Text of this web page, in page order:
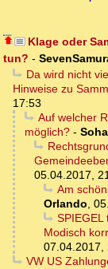
Klage oder
tun? -
Da wird nicht
Hinweise zu
17:53
Auf welcher
möglich? -
05.04.2017,
Am
Orlando,
Modisch
07.04.2017,
VW US